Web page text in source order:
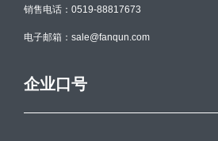
销售电话：0519-88817673
电子邮箱：sale@fanqun.com
企业口号